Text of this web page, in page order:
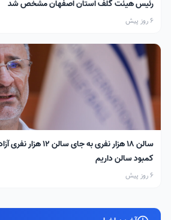
رئیس هیئت گلف استان اصفهان مشخص شد
6 روز پیش
سالن ۱۸ هزار نفری به
کمبود سالن داریم
6 روز پیش